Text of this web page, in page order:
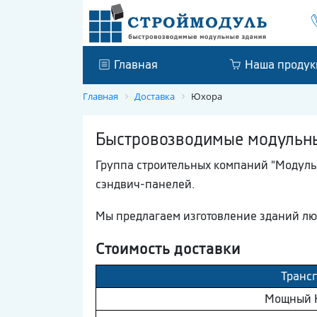
Главная Наша
Главная Доставка Юхора
Быстровозводимые
Группа строительных компаний
сэндвич-панелей.
Мы предлагаем изготовление зданий
Стоимость доставки
Мощный